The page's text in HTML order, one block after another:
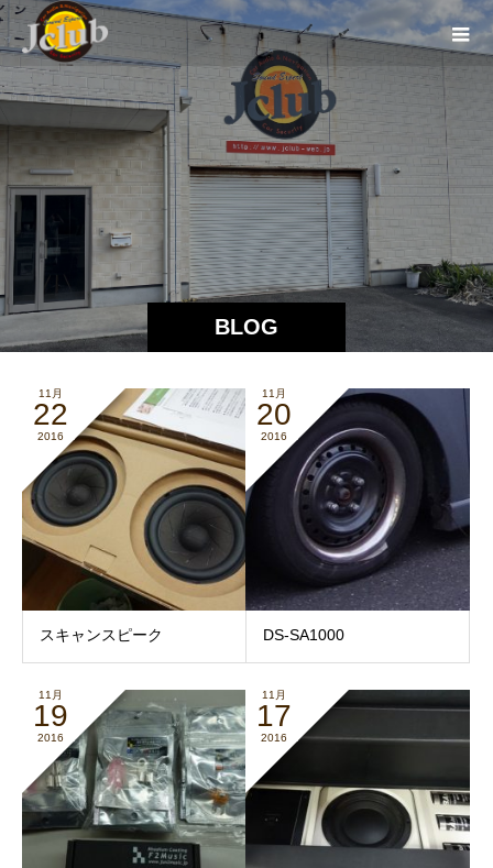
BLOG
11月
22
2016
スキャンスピーク
11月
20
2016
DS-SA1000
11月
19
2016
11月
17
2016